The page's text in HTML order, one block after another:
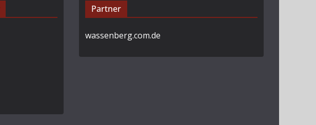
Partner
wassenberg.com.de